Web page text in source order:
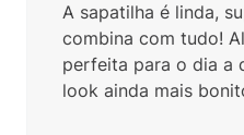
A sapatilha é linda,
combina com tudo!
perfeita para o dia a
look ainda mais